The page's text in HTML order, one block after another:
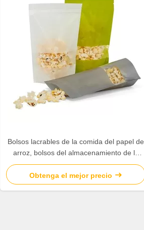
Bolsos lacrables de la comida del papel de
arroz, bolsos del almacenamiento de la
comida del vacío con el panel de la
ventana
Obtenga el mejor precio